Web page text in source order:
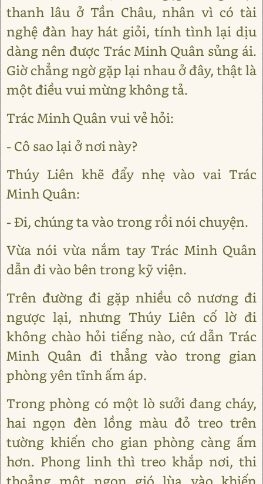
thanh lâu ở Tần Châu, nhân vì có tài
nghệ đàn hay hát giỏi, tính tình lại dịu
dàng nên được Trác Minh Quân sủng ái.
Giờ chẳng ngờ gặp lại nhau ở đây, thật là
một điều vui mừng không tả.
Trác Minh Quân vui vẻ hỏi:
- Cô sao lại ở nơi này?
Thúy Liên khẽ đẩy nhẹ vào vai Trác
Minh Quân:
- Đi, chúng ta vào trong rồi nói chuyện.
Vừa nói vừa nắm tay Trác Minh Quân
dẫn đi vào bên trong kỹ viện.
Trên đường đi gặp nhiều cô nương đi
ngược lại, nhưng Thúy Liên cố lờ đi
không chào hỏi tiếng nào, cứ dẫn Trác
Minh Quân đi thẳng vào trong gian
phòng yên tĩnh ấm áp.
Trong phòng có một lò sưởi đang cháy,
hai ngọn đèn lồng màu đỏ treo trên
tường khiến cho gian phòng càng ấm
hơn. Phong linh thì treo khắp nơi, thi